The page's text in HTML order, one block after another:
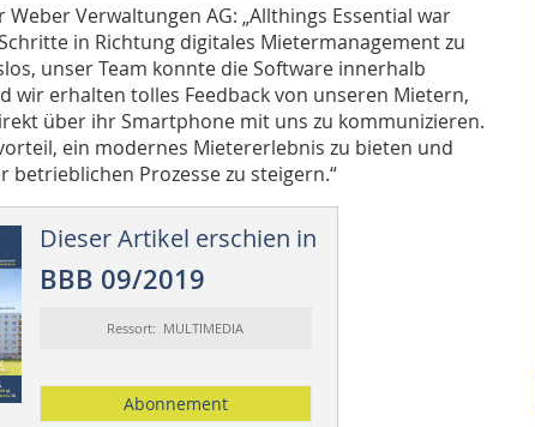
Verwaltungen AG: „Allthings Essential war
in Richtung digitales Mietermanagement zu
unser Team konnte die Software innerhalb
wir erhalten tolles Feedback von unseren Mietern,
über ihr Smartphone mit uns zu kommunizieren.
ein modernes Mietererlebnis zu bieten und
betrieblichen Prozesse zu steigern.“
Dieser Artikel erschien in
BBB 09/2019
Ressort: MULTIMEDIA
Abonnement